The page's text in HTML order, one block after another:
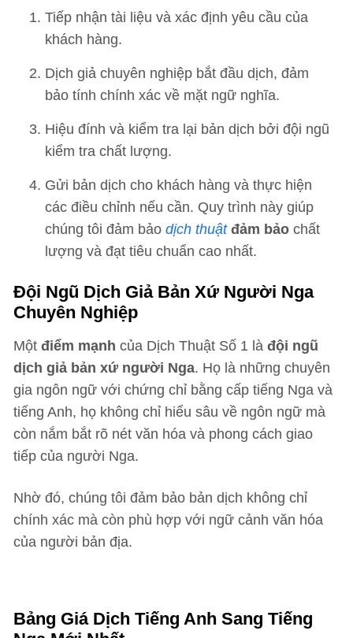
Tiếp nhận tài liệu và xác định yêu cầu của
khách hàng.
Dịch giả chuyên nghiệp bắt đầu dịch, đảm
bảo tính chính xác về mặt ngữ nghĩa.
Hiệu đính và kiểm tra lại bản dịch bởi đội ngũ
kiểm tra chất lượng.
Gửi bản dịch cho khách hàng và thực hiện
các điều chỉnh nếu cần. Quy trình này giúp
chúng tôi đảm bảo dịch thuậtđảm bảo chất
lượng và đạt tiêu chuẩn cao nhất.
Đội Ngũ Dịch Giả Bản Xứ Người Nga
Chuyên Nghiệp
Một điểm mạnh của Dịch Thuật Số 1 là đội ngũ
dịch giả bản xứ người Nga. Họ là những chuyên
gia ngôn ngữ với chứng chỉ bằng cấp tiếng Nga và
tiếng Anh, họ không chỉ hiểu sâu về ngôn ngữ mà
còn nắm bắt rõ nét văn hóa và phong cách giao
tiếp của người Nga.
Nhờ đó, chúng tôi đảm bảo bản dịch không chỉ
chính xác mà còn phù hợp với ngữ cảnh văn hóa
của người bản địa.
Bảng Giá Dịch Tiếng Anh Sang Tiếng